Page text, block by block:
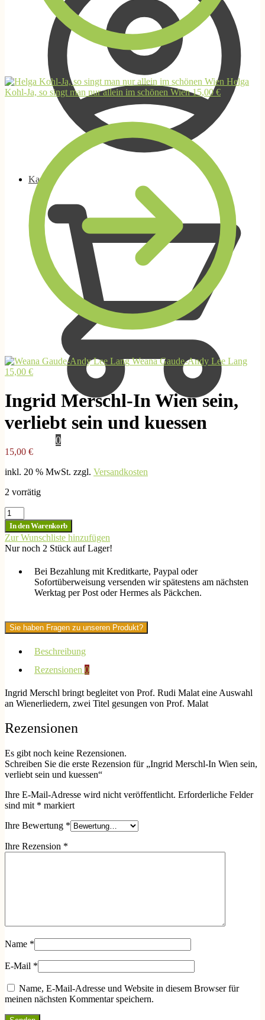
Kasse
0
Helga
Kohl-Ja, so singt man nur allein im schönen Wien 15,00€
Weana Gaude-Andy Lee Lang
15,00 €
Ingrid Merschl-In Wien sein,
verliebt sein und kuessen
15,00 €
inkl. 20 % MwSt. zzgl. Versandkosten
2 vorrätig
Ingrid
Merschl-
In
Wien
sein,
In den Warenkorb
Zur Wunschliste hinzufügen
Nur noch 2 Stück auf Lager!
Bei Bezahlung mit Kreditkarte, Paypal oder
Sofortüberweisung versenden wir spätestens am nächsten
Werktag per Post oder Hermes als Päckchen.
Sie haben Fragen zu unseren Produkt?
Beschreibung
Rezensionen 0
Ingrid Merschl bringt begleitet von Prof. Rudi Malat eine Auswahl
an Wienerliedern, zwei Titel gesungen von Prof. Malat
Rezensionen
Es gibt noch keine Rezensionen.
Schreiben Sie die erste Rezension für „Ingrid Merschl-In Wien sein,
verliebt sein und kuessen“
Ihre E-Mail-Adresse wird nicht veröffentlicht. Erforderliche Felder
sind mit * markiert
Ihre Bewertung *
Ihre Rezension *
Name *
E-Mail *
Name, E-Mail-Adresse und Website in diesem Browser für
meinen nächsten Kommentar speichern.